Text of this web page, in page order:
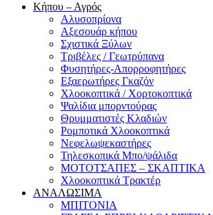
Κήπου – Αγρός
Αλυσοπρίονα
Αξεσουάρ κήπου
Σχιστικά Ξύλων
Τριβέλες / Γεωτρύπανα
Φυσητήρες-Απορροφητήρες
Εξαερωτήρες Γκαζόν
Χλοοκοπτικά / Χορτοκοπτικά
Ψαλίδια μπορντούρας
Θρυμματιστές Κλαδιών
Ρομποτικά Χλοοκοπτικά
Νεφελωψεκαστήρες
Τηλεσκοπικά Μπο/ψάλιδα
ΜΟΤΟΤΣΑΠΕΣ – ΣΚΑΠΤΙΚΑ
Χλοοκοπτικά Τρακτέρ
ΑΝΑΛΩΣΙΜΑ
ΜΠΙΤΟΝΙΑ